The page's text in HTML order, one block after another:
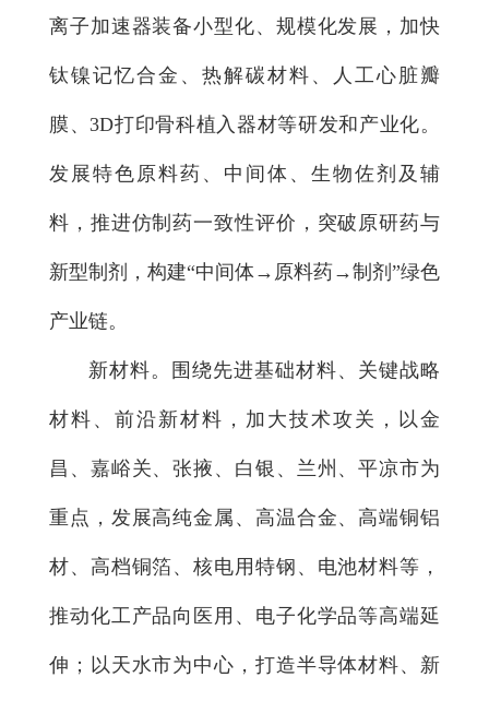
离子加速器装备小型化、规模化发展，加快
钛镍记忆合金、热解碳材料、人工心脏瓣
膜、3D打印骨科植入器材等研发和产业化。
发展特色原料药、中间体、生物佐剂及辅
料，推进仿制药一致性评价，突破原研药与
新型制剂，构建“中间体→原料药→制剂”绿色
产业链。
新材料。围绕先进基础材料、关键战略
材料、前沿新材料，加大技术攻关，以金
昌、嘉峪关、张掖、白银、兰州、平凉市为
重点，发展高纯金属、高温合金、高端铜铝
材、高档铜箔、核电用特钢、电池材料等，
推动化工产品向医用、电子化学品等高端延
伸；以天水市为中心，打造半导体材料、新